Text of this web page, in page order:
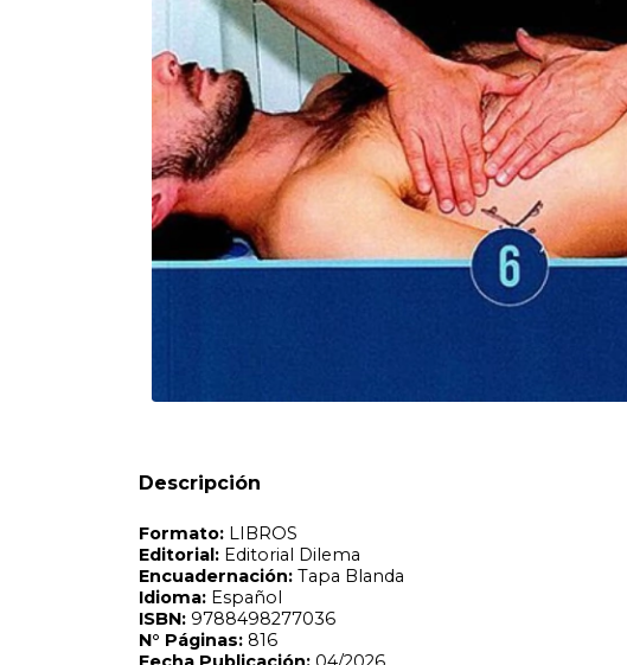
Descripción
Fecha Publicación:04/2026